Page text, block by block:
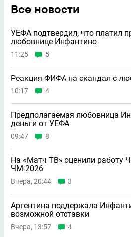
Все новости
УЕФА подтвердил, что платил
любовнице Инфантино
11:25 5
Реакция ФИФА на скандал с
10:17 4
Предполагаемая любовница
деньги от УЕФА
09:47 8
На «Матч ТВ» оценили работу
ЧМ-2026
Вчера, 20:44 3
Аргентина поддержала
возможной отставки
Вчера, 13:57 4